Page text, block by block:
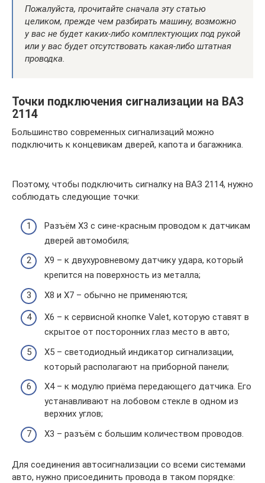
Пожалуйста, прочитайте сначала эту статью
целиком, прежде чем разбирать машину, возможно
у вас не будет каких-либо комплектующих под рукой
или у вас будет отсутствовать какая-либо штатная
проводка.
Точки подключения сигнализации на ВАЗ
2114
Большинство современных сигнализаций можно
подключить к концевикам дверей, капота и багажника.
Поэтому, чтобы подключить сигналку на ВАЗ 2114, нужно
соблюдать следующие точки:
Разъём Х3 с сине-красным проводом к датчикам
дверей автомобиля;
Х9 – к двухуровневому датчику удара, который
крепится на поверхность из металла;
Х8 и Х7 – обычно не применяются;
Х6 – к сервисной кнопке Valet, которую ставят в
скрытое от посторонних глаз место в авто;
Х5 – светодиодный индикатор сигнализации,
который располагают на приборной панели;
Х4 – к модулю приёма передающего датчика. Его
устанавливают на лобовом стекле в одном из
верхних углов;
Х3 – разъём с большим количеством проводов.
Для соединения автосигнализации со всеми системами
авто, нужно присоединить провода в таком порядке: